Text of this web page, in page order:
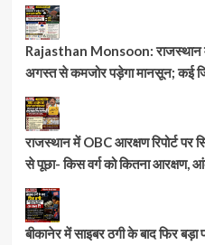
Rajasthan Monsoon: राजस्थान
अगस्त से कमजोर पड़ेगा मानसून; कई
राजस्थान में OBC आरक्षण रिपोर्ट पर
से पूछा- किस वर्ग को कितना आरक्षण,
बीकानेर में साइबर ठगी के बाद फिर